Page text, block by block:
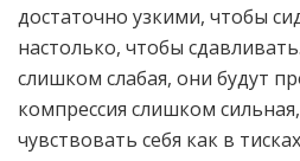
достаточно узкими, чтобы
настолько, чтобы
слишком слабая, они будут
компрессия слишком
чувствовать себя как в